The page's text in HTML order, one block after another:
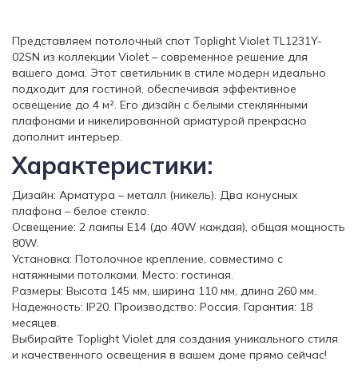
Представляем потолочный спот Toplight Violet TL1231Y-
02SN из коллекции Violet – современное решение для
вашего дома. Этот светильник в стиле модерн идеально
подходит для гостиной, обеспечивая эффективное
освещение до 4 м². Его дизайн с белыми стеклянными
плафонами и никелированной арматурой прекрасно
дополнит интерьер.
Характеристики:
Дизайн: Арматура – металл (никель). Два конусных
плафона – белое стекло.
Освещение: 2 лампы E14 (до 40W каждая), общая мощность
80W.
Установка: Потолочное крепление, совместимо с
натяжными потолками. Место: гостиная.
Размеры: Высота 145 мм, ширина 110 мм, длина 260 мм.
Надежность: IP20. Производство: Россия. Гарантия: 18
месяцев.
Выбирайте Toplight Violet для создания уникального стиля
и качественного освещения в вашем доме прямо сейчас!